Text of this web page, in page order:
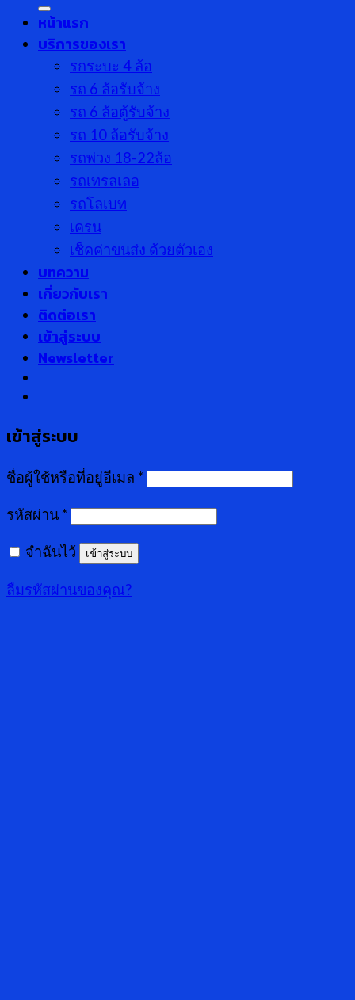
หน้าแรก
บริการของเรา
รกระบะ 4 ล้อ
รถ 6 ล้อรับจ้าง
รถ 6 ล้อตู้รับจ้าง
รถ 10 ล้อรับจ้าง
รถพ่วง 18-22ล้อ
รถเทรลเลอ
รถโลเบท
เครน
เช็คค่าขนส่ง ด้วยตัวเอง
บทความ
เกี่ยวกับเรา
ติดต่อเรา
เข้าสู่ระบบ
Newsletter
เข้าสู่ระบบ
ชื่อผู้ใช้หรือที่อยู่อีเมล *
รหัสผ่าน *
จำฉันไว้ เข้าสู่ระบบ
ลืมรหัสผ่านของคุณ?